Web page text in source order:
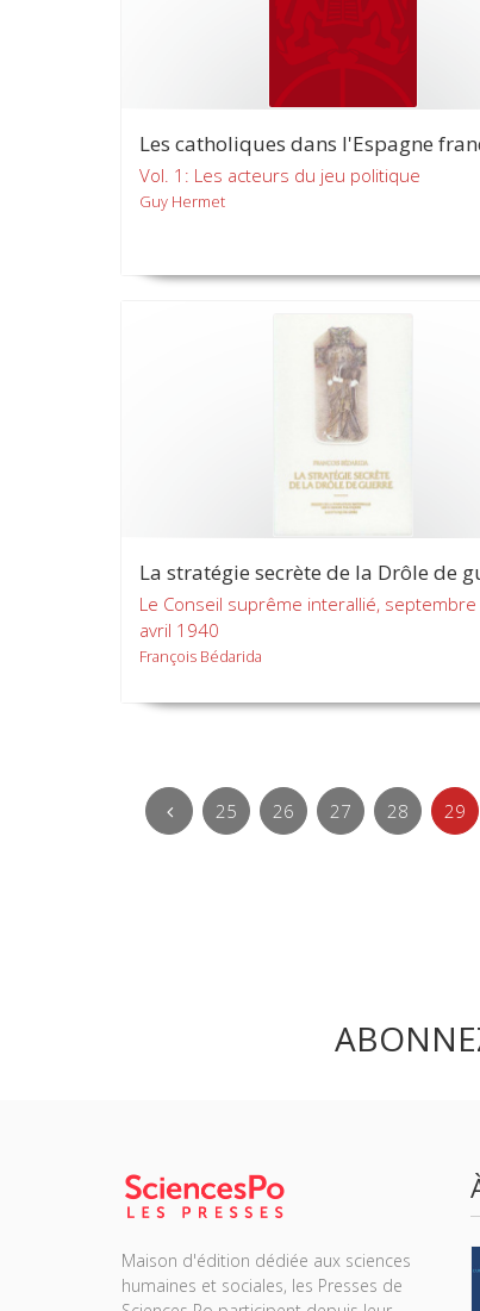
Les catholiques dans l'Espagne
Vol. 1: Les acteurs du jeu politique
Guy Hermet
La stratégie secrète de la Drôle de
Le Conseil suprême interallié,
avril 1940
François Bédarida
25 26 27 28 29
Maison d'édition dédiée aux sciences
humaines et sociales, les Presses de